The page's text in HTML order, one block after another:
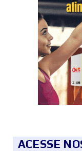
ACESSE